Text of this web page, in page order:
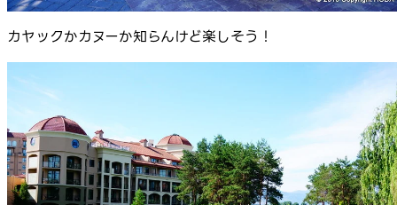
カヤックかカヌーか知らんけど楽しそう！